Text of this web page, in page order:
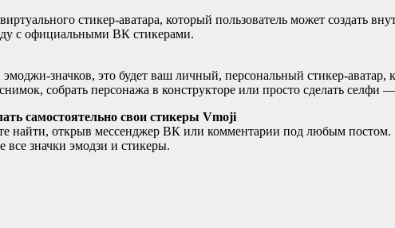
стикер-аватара, который пользователь может создать
с официальными ВК стикерами.
значков, это будет ваш личный, персональный стикер-
собрать персонажа в конструкторе или просто сделать
самостоятельно свои стикеры Vmoji
найти, открыв мессенджер ВК или комментарии под любым постом.
все значки эмодзи и стикеры.